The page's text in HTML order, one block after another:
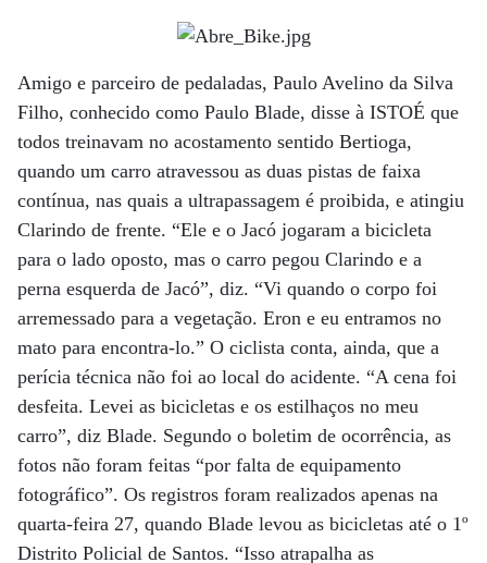
Amigo e parceiro de pedaladas, Paulo Avelino da Silva
Filho, conhecido como Paulo Blade, disse à ISTOÉ que
todos treinavam no acostamento sentido Bertioga,
quando um carro atravessou as duas pistas de faixa
contínua, nas quais a ultrapassagem é proibida, e atingiu
Clarindo de frente. “Ele e o Jacó jogaram a bicicleta
para o lado oposto, mas o carro pegou Clarindo e a
perna esquerda de Jacó”, diz. “Vi quando o corpo foi
arremessado para a vegetação. Eron e eu entramos no
mato para encontra-lo.” O ciclista conta, ainda, que a
perícia técnica não foi ao local do acidente. “A cena foi
desfeita. Levei as bicicletas e os estilhaços no meu
carro”, diz Blade. Segundo o boletim de ocorrência, as
fotos não foram feitas “por falta de equipamento
fotográfico”. Os registros foram realizados apenas na
quarta-feira 27, quando Blade levou as bicicletas até o 1º
Distrito Policial de Santos. “Isso atrapalha as